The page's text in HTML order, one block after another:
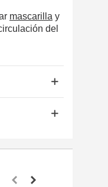
mascarilla y
del